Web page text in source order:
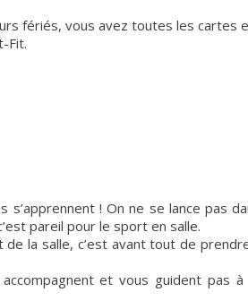
fériés, vous avez toutes les cartes
Fit.
! On ne se lance pas
pareil pour le sport en salle.
de la salle, c’est avant tout de
et vous guident pas